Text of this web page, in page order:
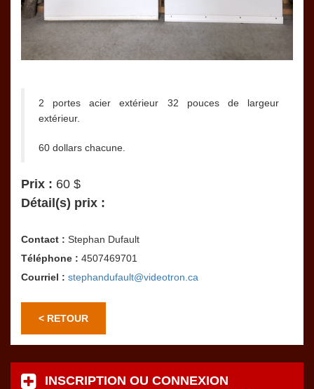
2 portes acier extérieur 32 pouces de largeur
extérieur.
60 dollars chacune.
Prix : 60 $
Détail(s) prix :
Contact : Stephan Dufault
Téléphone : 4507469701
Courriel : stephandufault@videotron.ca
< RETOUR
INSCRIPTION OU CONNEXION